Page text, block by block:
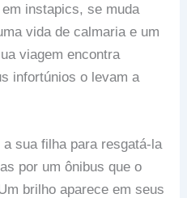
instapics, se muda
vida de calmaria e um
viagem encontra
infortúnios o levam a
sua filha para resgatá-la
por um ônibus que o
brilho aparece em seus